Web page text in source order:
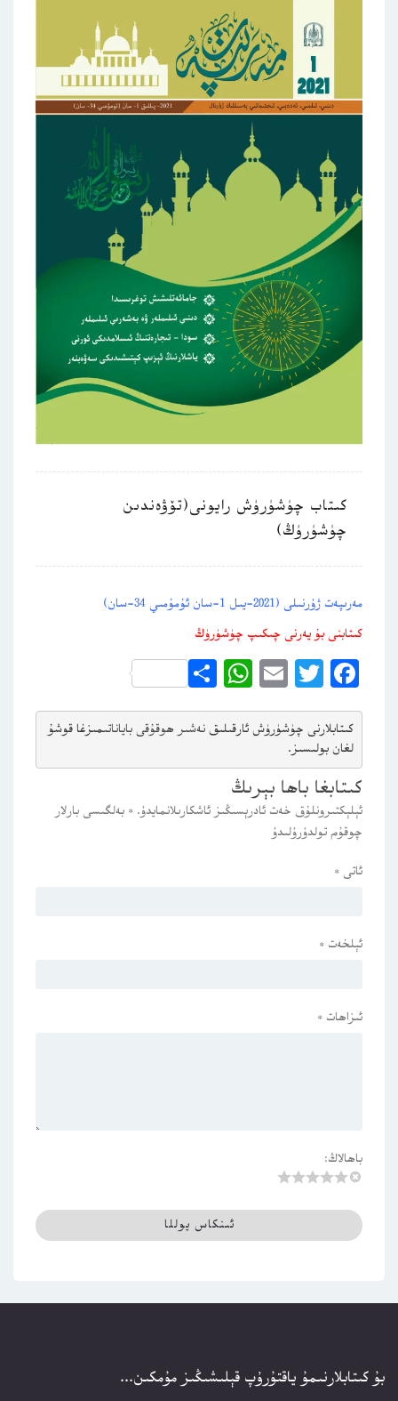
كىتاب چۈشۈرۈش رايونى(تۆۋەندىن
چۈشۈرۈڭ)
مەرىپەت ژۇرنىلى (2021-يىل 1-سان ئۇمۇمىي 34-سان)
كىتابنى بۇ يەرنى چىكىپ چۈشۈرۈڭ
Facebook
Twitter
Email
WhatsApp
Share
كىتابلارنى چۈشۈرۈش ئارقىلىق نەشىر ھوقۇقى باياناتىمىزغا قوشۇ
لغان بولىسىز.
كىتابغا باھا بېرىڭ
ئېلېكتىرونلۇق خەت ئادرېسىڭىز ئاشكارىلانمايدۇ. * بەلگىسى بارلار
چوقۇم تولدۇرۇلىدۇ
ئاتى *
ئېلخەت *
ئىزاھات *
باھالاڭ:
بۇ كىتابلارنىمۇ ياقتۇرۇپ قېلىشىڭىز مۇمكىن...